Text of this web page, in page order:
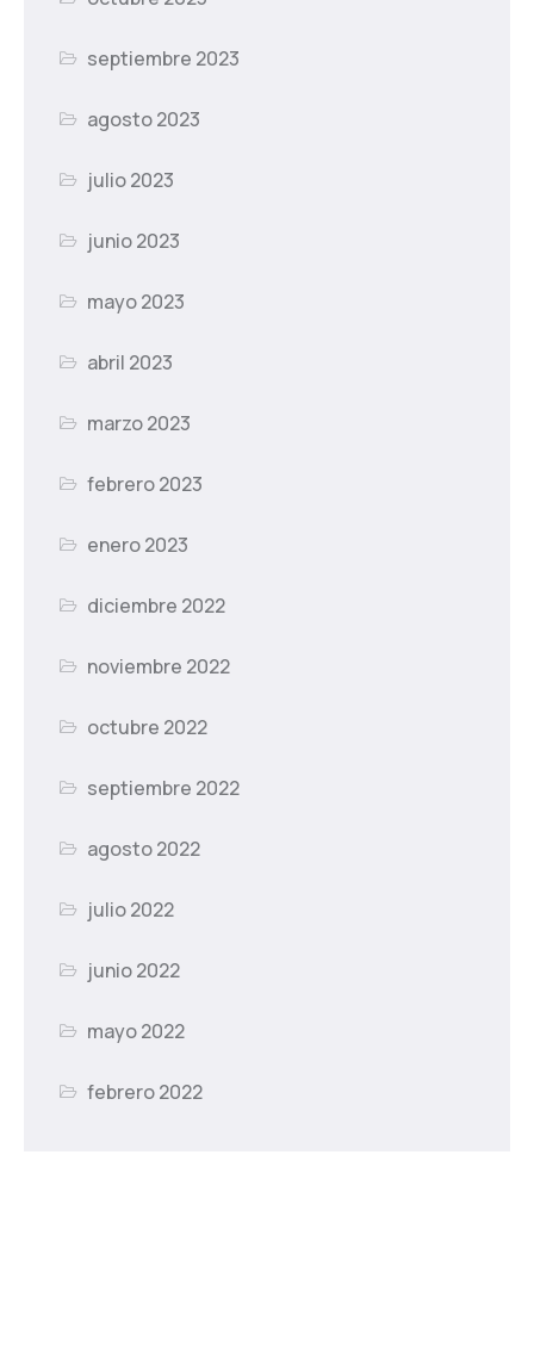
septiembre 2023
agosto 2023
julio 2023
junio 2023
mayo 2023
abril 2023
marzo 2023
febrero 2023
enero 2023
diciembre 2022
noviembre 2022
octubre 2022
septiembre 2022
agosto 2022
julio 2022
junio 2022
mayo 2022
febrero 2022